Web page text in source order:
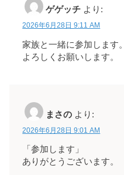
ゲゲッチ より:
2026年6月28日 9:11 AM
家族と一緒に参加します。
よろしくお願いします。
まさの より:
2026年6月28日 9:01 AM
「参加します」
ありがとうございます。